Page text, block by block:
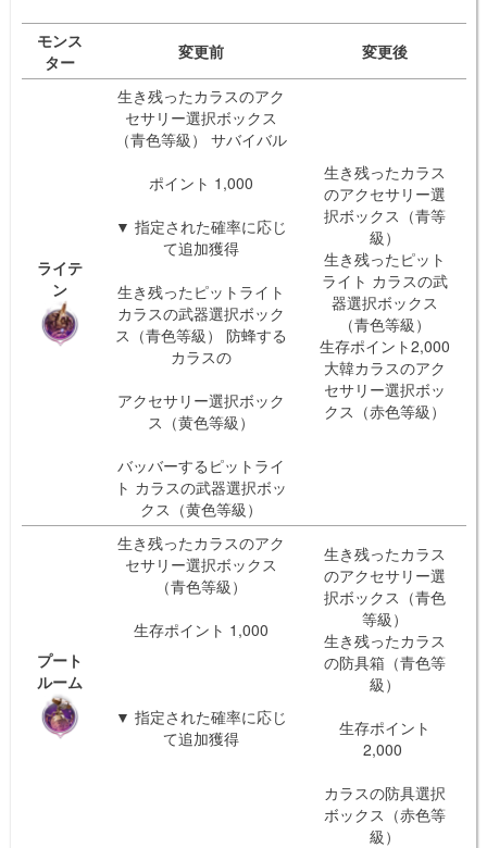
モンス
ター
変更前 変更後
ライテ
ン
生き残ったカラスのアク
セサリー選択ボックス
（青色等級） サバイバル
ポイント 1,000
▼ 指定された確率に応じ
て追加獲得
生き残ったピットライト
カラスの武器選択ボック
ス（青色等級） 防蜂する
カラスの
アクセサリー選択ボック
ス（黄色等級）
バッバーするピットライ
ト カラスの武器選択ボッ
クス（黄色等級）
生き残ったカラス
のアクセサリー選
択ボックス（青等
級）
生き残ったピット
ライト カラスの武
器選択ボックス
（青色等級）
生存ポイント2,000
大韓カラスのアク
セサリー選択ボッ
クス（赤色等級）
プート
ルーム
生き残ったカラスのアク
セサリー選択ボックス
（青色等級）
生存ポイント 1,000
▼ 指定された確率に応じ
て追加獲得
生き残ったカラス
のアクセサリー選
択ボックス（青色
等級）
生き残ったカラス
の防具箱（青色等
級）
生存ポイント
2,000
カラスの防具選択
ボックス（赤色等
級）